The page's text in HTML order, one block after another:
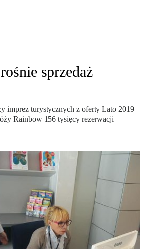
sprzedaż
imprez turystycznych z oferty Lato 2019
Rainbow 156 tysięcy rezerwacji